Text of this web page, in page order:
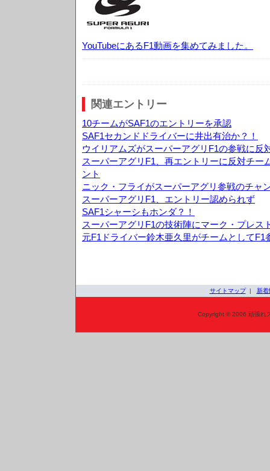
YouTubeにあるF1動画を集めてみました。
関連エントリー
10チームがSAF1のエントリーを承認
SAF1セカンドドライバーに井出有治か？！
ウイリアムズがスーパーアグリF1の参戦に反
スーパーアグリF1、再エントリーに反対チー
ント
ニック・フライがスーパーアグリ参戦のチャ
スーパーアグリF1、エントリー認められず
SAF1シャーシもホンダ？！
スーパーアグリF1の技術陣にマーク・プレス
元F1ドライバー鈴木亜久里がチームとしてF1
サイトマップ| 新着
Copyright © 2006 頑張れ